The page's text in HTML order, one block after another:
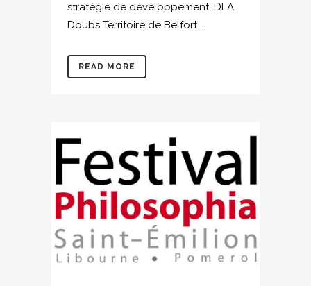
stratégie de développement, DLA
Doubs Territoire de Belfort ...
READ MORE